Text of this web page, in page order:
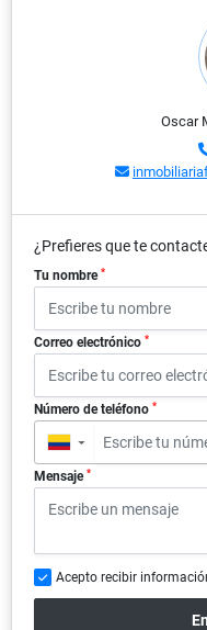
Oscar
¿Prefieres que te
Tu nombre *
Correo electrónico *
Número de teléfono *
▼
Mensaje *
Acepto recibir